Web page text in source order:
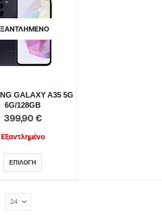
GALAXY A35 5G
6G/128GB
399,90 €
Εξαντλημένο
ΕΠΙΛΟΓΉ